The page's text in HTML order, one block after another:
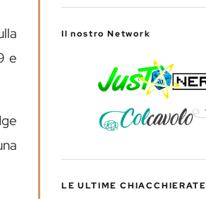
e
Il nostro Network
LE ULTIME CHIACCHIERATE